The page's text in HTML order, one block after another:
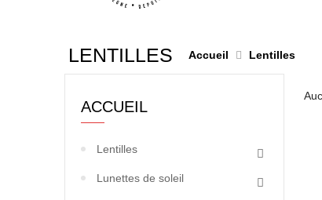
LENTILLES Accueil Lentilles
ACCUEIL
Lentilles
Lunettes de soleil